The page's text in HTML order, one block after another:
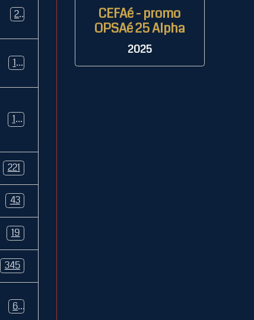
CEFAé - promo
OPSAé 25 Alpha
2025
21
14
108
221
43
19
345
62